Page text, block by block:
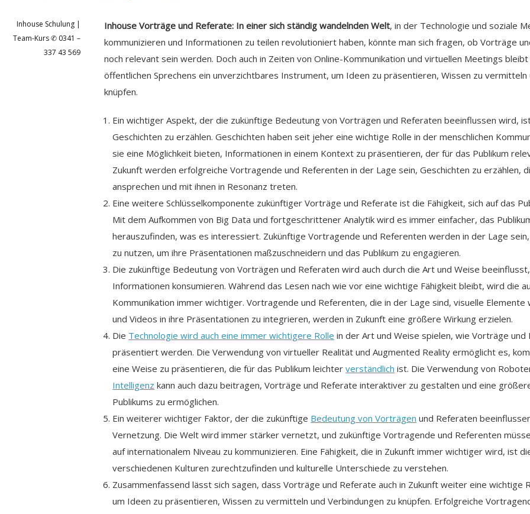
Inhouse Schulung |
Team-Kurs ✆ 0341 –
337 43 569
Inhouse Vorträge und Referate: In einer sich ständig wandelnden Welt, in der Technologie und soziale
kommunizieren und Informationen zu teilen revolutioniert haben, könnte man sich fragen, ob Vorträge
noch relevant sein werden. Doch auch in Zeiten von Online-Kommunikation und virtuellen Meetings
öffentlichen Sprechens ein unverzichtbares Instrument, um Ideen zu präsentieren, Wissen zu vermitteln
knüpfen.
Ein wichtiger Aspekt, der die zukünftige Bedeutung von Vorträgen und Referaten beeinflussen wird,
Geschichten zu erzählen. Geschichten haben seit jeher eine wichtige Rolle in der menschlichen
sie eine Möglichkeit bieten, Informationen in einem Kontext zu präsentieren, der für das Publikum
Zukunft werden erfolgreiche Vortragende und Referenten in der Lage sein, Geschichten zu erzählen,
ansprechen und mit ihnen in Resonanz treten.
Eine weitere Schlüsselkomponente zukünftiger Vorträge und Referate ist die Fähigkeit, sich auf das
Mit dem Aufkommen von Big Data und fortgeschrittener Analytik wird es immer einfacher, das
herauszufinden, was es interessiert. Zukünftige Vortragende und Referenten werden in der Lage
zu nutzen, um ihre Präsentationen maßzuschneidern und das Publikum zu engagieren.
Die zukünftige Bedeutung von Vorträgen und Referaten wird auch durch die Art und Weise
Informationen konsumieren. Während das Lesen nach wie vor eine wichtige Fähigkeit bleibt, wird die
Kommunikation immer wichtiger. Vortragende und Referenten, die in der Lage sind, visuelle Elemente
und Videos in ihre Präsentationen zu integrieren, werden in Zukunft eine größere Wirkung erzielen.
Die Technologie wird auch eine immer wichtigere Rolle in der Art und Weise spielen, wie Vorträge und
präsentiert werden. Die Verwendung von virtueller Realität und Augmented Reality ermöglicht es,
eine Weise zu präsentieren, die für das Publikum leichterverständlich ist. Die Verwendung von
Intelligenz kann auch dazu beitragen, Vorträge und Referate interaktiver zu gestalten und eine
Publikums zu ermöglichen.
Ein weiterer wichtiger Faktor, der die zukünftige Bedeutung von Vorträgen und Referaten
Vernetzung. Die Welt wird immer stärker vernetzt, und zukünftige Vortragende und Referenten
auf internationalem Niveau zu kommunizieren. Eine Fähigkeit, die in Zukunft immer wichtiger wird, ist
verschiedenen Kulturen zurechtzufinden und kulturelle Unterschiede zu verstehen.
Zusammenfassend lässt sich sagen, dass Vorträge und Referate auch in Zukunft weiter eine wichtige
um Ideen zu präsentieren, Wissen zu vermitteln und Verbindungen zu knüpfen. Erfolgreiche